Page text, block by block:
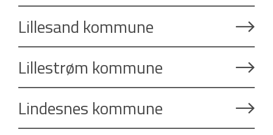
Lillesand kommune
Lillestrøm kommune
Lindesnes kommune